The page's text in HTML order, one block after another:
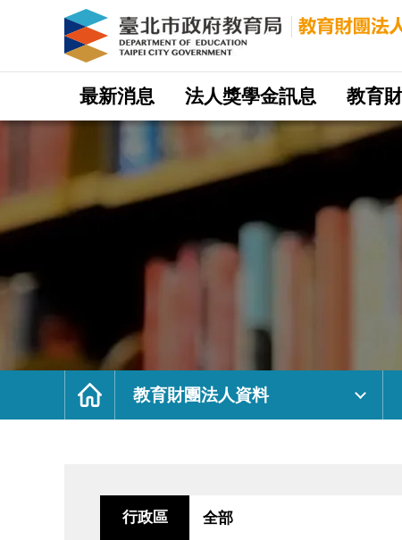
｜
府
網
最新消息 法人獎學金訊息 教育
首
教育財團法人資料
行政區